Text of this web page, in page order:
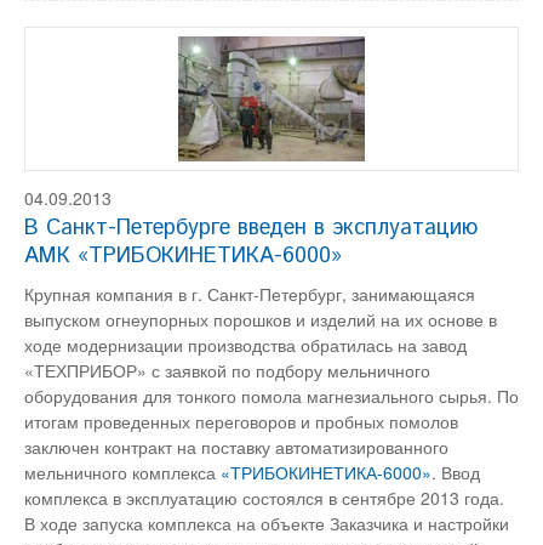
04.09.2013
В Санкт-Петербурге введен в эксплуатацию
АМК «ТРИБОКИНЕТИКА-6000»
Крупная компания в г. Санкт-Петербург, занимающаяся
выпуском огнеупорных порошков и изделий на их основе в
ходе модернизации производства обратилась на завод
«ТЕХПРИБОР» с заявкой по подбору мельничного
оборудования для тонкого помола магнезиального сырья. По
итогам проведенных переговоров и пробных помолов
заключен контракт на поставку автоматизированного
мельничного комплекса «ТРИБОКИНЕТИКА-6000». Ввод
комплекса в эксплуатацию состоялся в сентябре 2013 года.
В ходе запуска комплекса на объекте Заказчика и настройки